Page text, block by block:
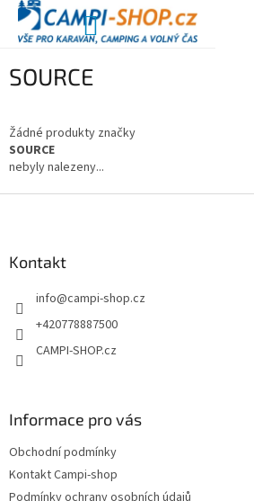
Přejít
obsah
NÁKUPNÍ
SOURCE
Žádné produkty značky
SOURCE
nebyly nalezeny...
Kontakt
info@campi-shop.cz
+420778887500
CAMPI-SHOP.cz
Informace pro vás
Obchodní podmínky
Kontakt Campi-shop